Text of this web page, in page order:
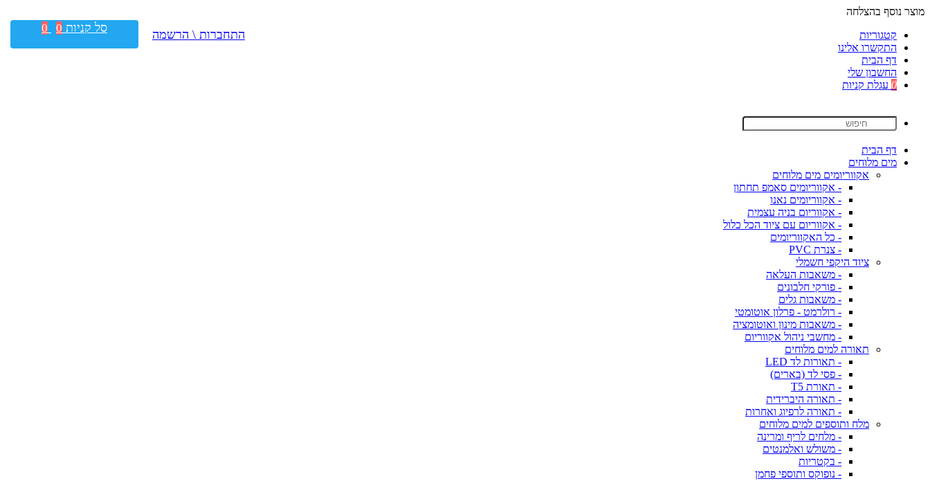
מוצר נוסף בהצלחה
קטגוריות
התקשרו אלינו
דף הבית
החשבון שלי
0 עגלת קניות
דף הבית
מים מלוחים
אקווריומים מים מלוחים
- אקווריומים סאמפ תחתון
- אקווריומים נאנו
- אקווריום בניה עצמית
- אקווריום עם ציוד הכל כלול
- כל האקווריומים
- צנרת PVC
ציוד היקפי חשמלי
- משאבות העלאה
- פורקי חלבונים
- משאבות גלים
- רולרמט - פרלון אוטומטי
- משאבות מינון ואוטומציה
- מחשבי ניהול אקווריום
תאורה למים מלוחים
- תאורות לד LED
- פסי לד (בארים)
- תאורת T5
- תאורה היברידית
- תאורה לרפיוג ואחרות
מלח ותוספים למים מלוחים
- מלחים לריף ומרינה
- משולש ואלמנטים
- בקטריות
- נופוקס ותוספי פחמן
התחברות \ הרשמה סל קניות 0
0